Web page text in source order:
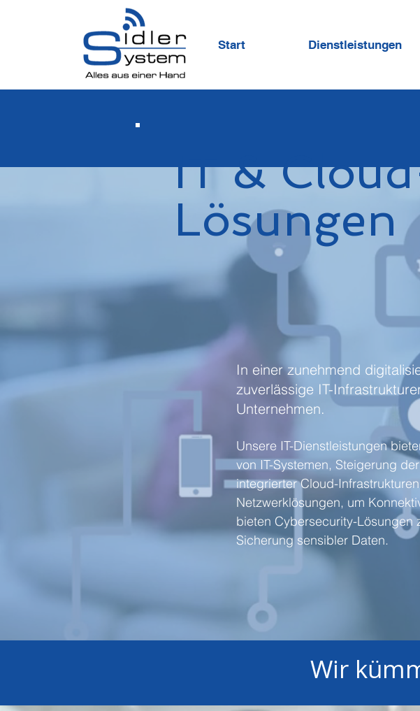
Start Dienstleistungen
IT &
Lösungen
In einer zunehmend
zuverlässige IT-
Unternehmen.
Unsere IT-Dienstleistungen
von IT-Systemen, Steigerung
integrierter Cloud-
Netzwerklösungen, um
bieten Cybersecurity-Lösungen
Sicherung sensibler Daten.
Wir